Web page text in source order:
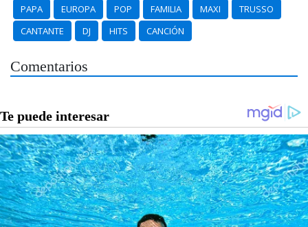
PAPA EUROPA POP FAMILIA MAXI
TRUSSO
CANTANTE
DJ HITS CANCIÓN
Comentarios